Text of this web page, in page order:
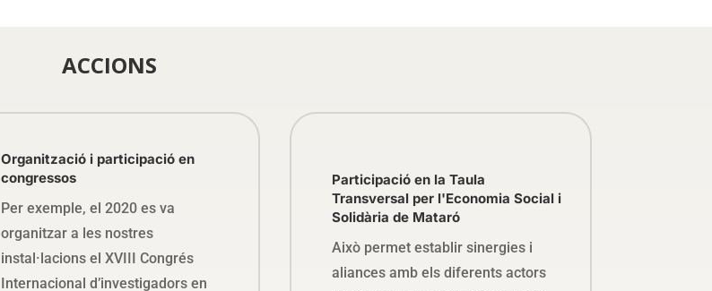
ACCIONS
Organització i participació en
congressos
Per exemple, el 2020 es va
organitzar a les nostres
instal·lacions el XVIII Congrés
Internacional d’investigadors en
Participació en la Taula
Transversal per l'Economia Social i
Solidària de Mataró
Això permet establir sinergies i
aliances amb els diferents actors